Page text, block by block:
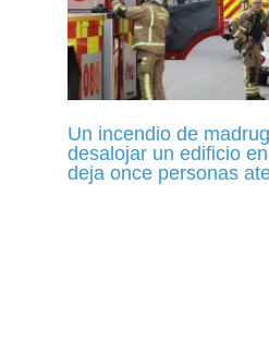
Un incendio de
desalojar un edificio
deja once personas